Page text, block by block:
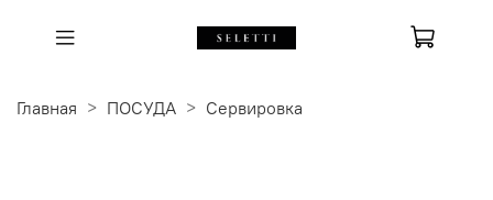
Главная ПОСУДА Сервировка